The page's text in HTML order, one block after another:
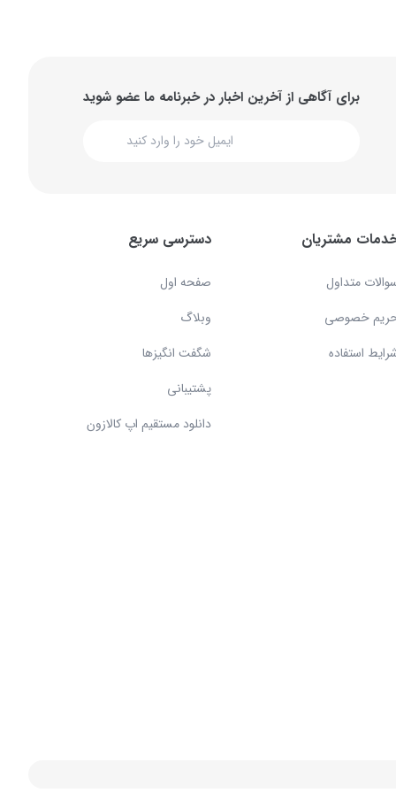
برای آگاهی از آخرین اخبار در خبرنامه ما عضو شوید
مشتریان
متداول
خصوصی
استفاده
دسترسی سریع
صفحه اول
وبلاگ
شگفت انگیزها
پشتیبانی
دانلود مستقیم اپ کالازون